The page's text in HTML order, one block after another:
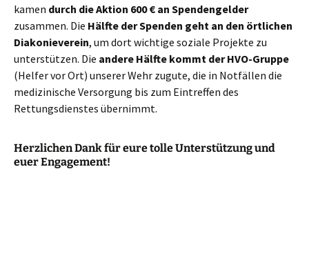
kamen durch die Aktion 600 € an Spendengelder
zusammen. Die Hälfte der Spenden geht an den örtlichen
Diakonieverein, um dort wichtige soziale Projekte zu
unterstützen. Die andere Hälfte kommt der HVO-Gruppe
(Helfer vor Ort) unserer Wehr zugute, die in Notfällen die
medizinische Versorgung bis zum Eintreffen des
Rettungsdienstes übernimmt.
Herzlichen Dank für eure tolle Unterstützung und
euer Engagement!